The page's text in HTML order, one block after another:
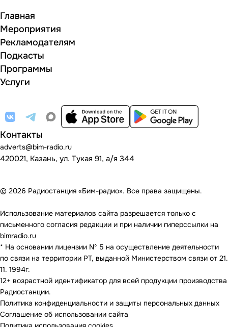
Главная
Мероприятия
Рекламодателям
Подкасты
Программы
Услуги
Контакты
adverts@bim-radio.ru
420021, Казань, ул. Тукая 91, а/я 344
© 2026 Радиостанция «Бим-радио». Все права защищены.
Использование материалов сайта разрешается только с
письменного согласия редакции и при наличии гиперссылки на
bimradio.ru
* На основании лицензии Nº 5 на осуществление деятельности
по связи на территории РТ, выданной Министерством связи от 21.
11. 1994г.
12+ возрастной идентификатор для всей продукции производства
Радиостанции.
Политика конфиденциальности и защиты персональных данных
Соглашение об использовании сайта